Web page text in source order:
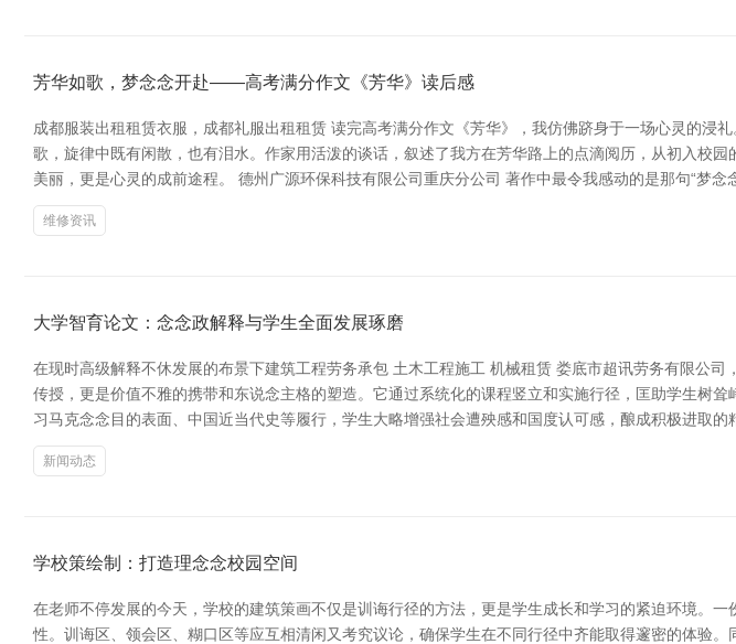
芳华如歌，梦念念开赴——高考满分作文《芳华》读后感
成都服装出租租赁衣服，成都礼服出租租赁 读完高考满分作文《芳华》，我仿佛跻身于一场心灵的
歌，旋律中既有闲散，也有泪水。作家用活泼的谈话，叙述了我方在芳华路上的点滴阅历，从初入校
美丽，更是心灵的成前途程。 德州广源环保科技有限公司重庆分公司 著作中最令我感动的是那句“梦念
维修资讯
大学智育论文：念念政解释与学生全面发展琢磨
在现时高级解释不休发展的布景下建筑工程劳务承包 土木工程施工 机械租赁 娄底市超讯劳务有限公
传授，更是价值不雅的携带和东说念主格的塑造。它通过系统化的课程竖立和实施行径，匡助学生树
习马克念念目的表面、中国近当代史等履行，学生大略增强社会遭殃感和国度认可感，酿成积极进取
新闻动态
学校策绘制：打造理念念校园空间
在老师不停发展的今天，学校的建筑策画不仅是训诲行径的方法，更是学生成长和学习的紧迫环境。
性。训诲区、领会区、糊口区等应互相清闲又考究议论，确保学生在不同行径中齐能取得邃密的体验